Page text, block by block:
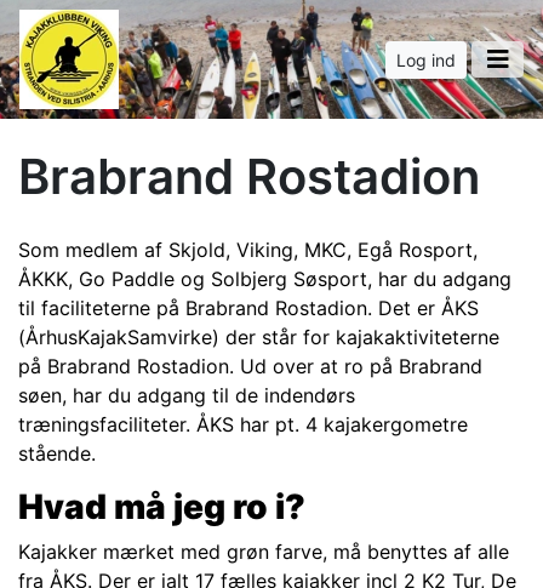
Log ind
Brabrand Rostadion
Som medlem af Skjold, Viking, MKC, Egå Rosport,
ÅKKK, Go Paddle og Solbjerg Søsport, har du adgang
til faciliteterne på Brabrand Rostadion. Det er ÅKS
(ÅrhusKajakSamvirke) der står for kajakaktiviteterne
på Brabrand Rostadion. Ud over at ro på Brabrand
søen, har du adgang til de indendørs
træningsfaciliteter. ÅKS har pt. 4 kajakergometre
stående.
Hvad må jeg ro i?
Kajakker mærket med grøn farve, må benyttes af alle
fra ÅKS. Der er ialt 17 fælles kajakker incl 2 K2 Tur, De